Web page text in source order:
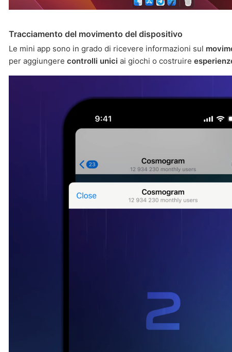
Tracciamento del movimento del dispositivo
Le mini app sono in grado di ricevere informazioni sul
per aggiungere controlli unici ai giochi o costruire